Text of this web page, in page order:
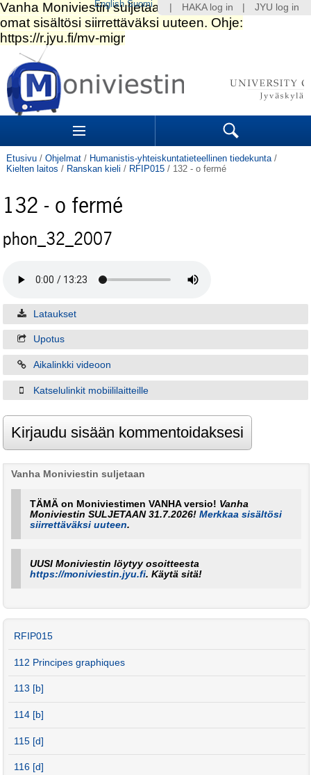
Siirry
sisältöön.
|
Siirry
navigointiin
Sections Search
Etusivu / Ohjelmat / Humanistis-yhteiskuntatieteellinen tiedekunta /
Kielten laitos / Ranskan kieli / RFIP015 / 132 - o fermé
132 - o fermé
phon_32_2007
Lataukset
Upotus
Aikalinkki videoon
Katselulinkit mobiililaitteille
Vanha Moniviestin suljetaan
TÄMÄ on Moniviestimen VANHA versio! Vanha
Moniviestin SULJETAAN 31.7.2026!Merkkaa sisältösi
siirrettäväksi uuteen.
UUSI Moniviestin löytyy osoitteesta
https://moniviestin.jyu.fi. Käytä sitä!
RFIP015
112 Principes graphiques
113 [b]
114 [b]
115 [d]
116 [d]
HAKA log in JYU log in
English Suomi